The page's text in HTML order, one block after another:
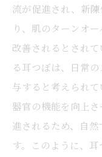
流が促進され、新
り、肌のターンオ
改善されるとされ
る耳つぼは、日常
与すると考えられ
器官の機能を向上
進されるため、自
す。このように、